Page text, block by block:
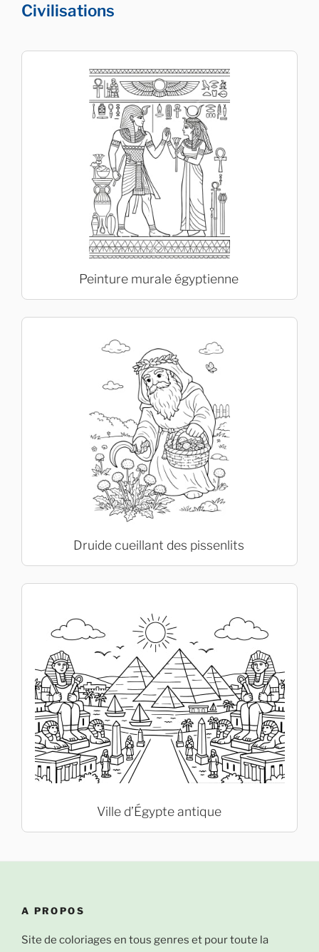
Civilisations
Peinture murale égyptienne
Druide cueillant des pissenlits
Ville d’Égypte antique
A PROPOS
Site de coloriages en tous genres et pour toute la